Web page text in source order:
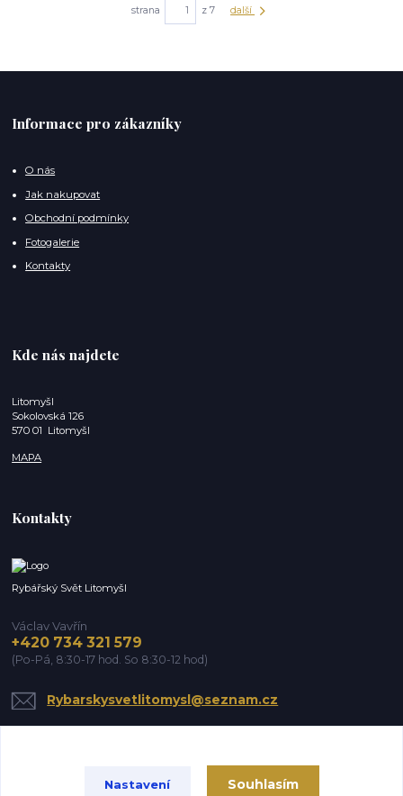
strana z 7 další
Informace pro zákazníky
O nás
Jak nakupovat
Obchodní podmínky
Fotogalerie
Kontakty
Kde nás najdete
Litomyšl
Sokolovská 126
570 01 Litomyšl
MAPA
Kontakty
Rybářský Svět Litomyšl
Václav Vavřín
+420 734 321 579
(Po-Pá, 8:30-17 hod. So 8:30-12 hod)
Rybarskysvetlitomysl@seznam.cz
Nastavení Souhlasím